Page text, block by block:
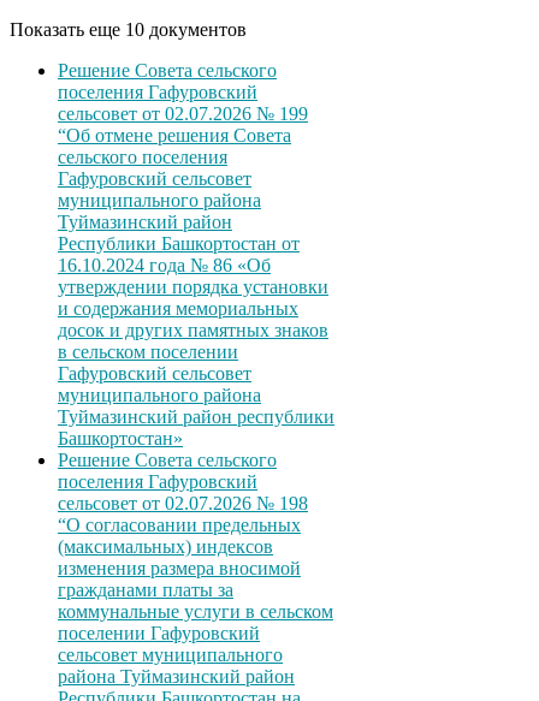
Показать еще 10 документов
Решение Совета сельского
поселения Гафуровский
сельсовет от 02.07.2026 № 199
“Об отмене решения Совета
сельского поселения
Гафуровский сельсовет
муниципального района
Туймазинский район
Республики Башкортостан от
16.10.2024 года № 86 «Об
утверждении порядка установки
и содержания мемориальных
досок и других памятных знаков
в сельском поселении
Гафуровский сельсовет
муниципального района
Туймазинский район республики
Башкортостан»
Решение Совета сельского
поселения Гафуровский
сельсовет от 02.07.2026 № 198
“О согласовании предельных
(максимальных) индексов
изменения размера вносимой
гражданами платы за
коммунальные услуги в сельском
поселении Гафуровский
сельсовет муниципального
района Туймазинский район